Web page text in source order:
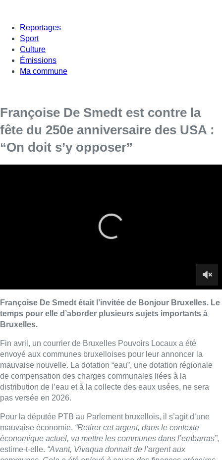
Reportages
Sport
Culture
Émissions
Ma commune
Françoise De Smedt est contre la
fête du 250e anniversaire des USA :
“On doit s’y opposer”
envoyé aux communes bruxelloises pour leur annoncer la
mauvaise nouvelle. La dotation “eau”, une dotation régionale
Pour la députée PTB au Parlement bruxellois, il s’agit d’une
économique actuel, va mettre les communes dans l’embarras”,
estime-t-elle.“Avant, Vivaqua donnait de l’argent aux
communes. Cela a été enlevé à cause des finances précaires
de cette intercommunale. Désormais, il faudra aller chercher
plus d’un million d’euros pour les grosses communes de
Bruxelles et cela passera par des impôts supplémentaires ou
des services qui seront moins efficaces.”
Pour rappel, cet arrêt de la dotation était bien dans le budget du
gouvernement. Il ne s’agit donc pas d’une réelle surprise.
“Certes, mais certaines communes avaient déjà fixé leur
budget pour 2026. Et en un coup, on leur enlève cela dans leur
budget. C’est aussi antidémocratique de fonctionner de la
sorte.”
Pour Françoise De Smedt, cette dotation doit donc
encore être versée.